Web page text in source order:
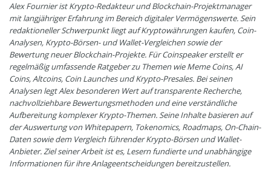
Alex Fournier ist Krypto-Redakteur und Blockchain-Projektmanager
mit langjähriger Erfahrung im Bereich digitaler Vermögenswerte. Sein
redaktioneller Schwerpunkt liegt auf Kryptowährungen kaufen, Coin-
Analysen, Krypto-Börsen- und Wallet-Vergleichen sowie der
Bewertung neuer Blockchain-Projekte. Für Coinspeaker erstellt er
regelmäßig umfassende Ratgeber zu Themen wie Meme Coins, AI
Coins, Altcoins, Coin Launches und Krypto-Presales. Bei seinen
Analysen legt Alex besonderen Wert auf transparente Recherche,
nachvollziehbare Bewertungsmethoden und eine verständliche
Aufbereitung komplexer Krypto-Themen. Seine Inhalte basieren auf
der Auswertung von Whitepapern, Tokenomics, Roadmaps, On-Chain-
Daten sowie dem Vergleich führender Krypto-Börsen und Wallet-
Anbieter. Ziel seiner Arbeit ist es, Lesern fundierte und unabhängige
Informationen für ihre Anlageentscheidungen bereitzustellen.